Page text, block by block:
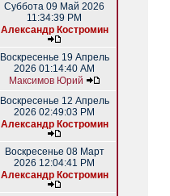
Суббота 09 Май 2026
11:34:39 PM
Александр Костромин
Воскресенье 19 Апрель
2026 01:14:40 AM
Максимов Юрий
Воскресенье 12 Апрель
2026 02:49:03 PM
Александр Костромин
Воскресенье 08 Март
2026 12:04:41 PM
Александр Костромин